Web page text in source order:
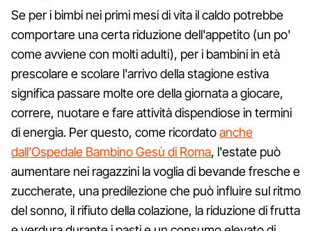
Se per i bimbi nei primi mesi di vita il caldo potrebbe
comportare una certa riduzione dell'appetito (un po'
come avviene con molti adulti), per i bambini in età
prescolare e scolare l'arrivo della stagione estiva
significa passare molte ore della giornata a giocare,
correre, nuotare e fare attività dispendiose in termini
di energia. Per questo, come ricordatoanche
dall'Ospedale Bambino Gesù di Roma, l'estate può
aumentare nei ragazzini la voglia di bevande fresche e
zuccherate, una predilezione che può influire sul ritmo
del sonno, il rifiuto della colazione, la riduzione di frutta